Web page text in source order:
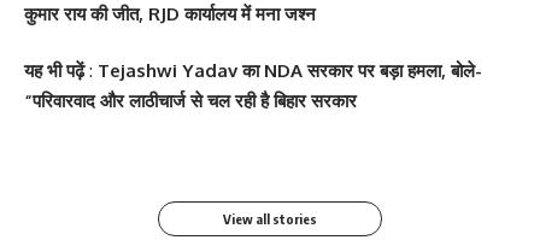
कुमार राय की जीत, RJD कार्यालय में मना जश्न
यह भी पढ़ें: Tejashwi Yadav का NDA सरकार पर बड़ा हमला, बोले-
“परिवारवाद और लाठीचार्ज से चल रही है बिहार सरकार
सोनम कपूर ने शर्ट के बटन
खोलकर बेबी बंप फ्लॉन्ट किया
श्वेता तिवारी ने सोशल मीडिया
पर फिर लगाई आग, फोटो तेजी
से Viral
Salman Khan की बर्थडे
पार्टी में लगा सितारों का मेला,
श्वेता तिवारी ने सोशल मीडिया
पर लगाई आग फोटो वायरल
View all stories